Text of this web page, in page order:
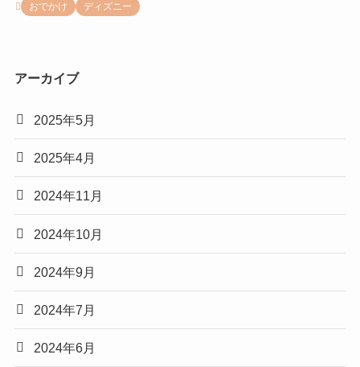
おでかけ ディズニー
アーカイブ
2025年5月
2025年4月
2024年11月
2024年10月
2024年9月
2024年7月
2024年6月